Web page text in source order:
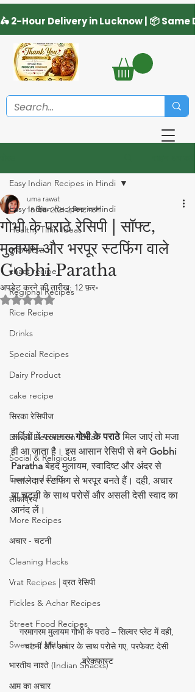
Easy Indian Recipes in Hindi
Healthy Tiffin Ideas
कुकिंग टिप्स
chaat recipe
Regional Recipes
Rice Recipe
Drinks
Special Recipes
Dairy Product
cake recipe
सिरका रेसिपीज
Diwali Decoration Idea
Social & Religious
Featured Posts
लोकप्रिय
More Recipes
अचार - चटनी
Cleaning Hacks
Vrat Recipes | व्रत रेसिपी
Pickles & Achar Recipes
Street Food Recipes
Sweets / Mithai
भारतीय नाश्ते (Indian Snacks)
आम का अचार
Easy Indian Recipes in Hindi
गोभी के पराठे रेसिपी | सॉफ्ट,
मुलायम और भरपूर स्टफिंग वाले
Gobhi Paratha
uma rawat
18 दिस॰ 2021 2 मिनट पठन
अपडेट करने की तारीख: 12 फ़र॰
5 स्टार में से NaN रेटिंग दी गई।
सर्दियों में गरमागरम गोभी के पराठे मिल जाएं तो मजा
ही आ जाता है। इस आसान रेसिपी से बने Gobhi
Paratha बेहद मुलायम, स्वादिष्ट और अंदर से
मसालेदार स्टफिंग से भरपूर बनते हैं। दही, अचार
या चटनी के साथ परोसें और असली देसी स्वाद का
आनंद लें।
गरमागरम मुलायम गोभी के पराठे – सिल्वर प्लेट में दही,
चटनी और अचार के साथ परोसे गए, परफेक्ट देसी
ब्रेकफास्ट